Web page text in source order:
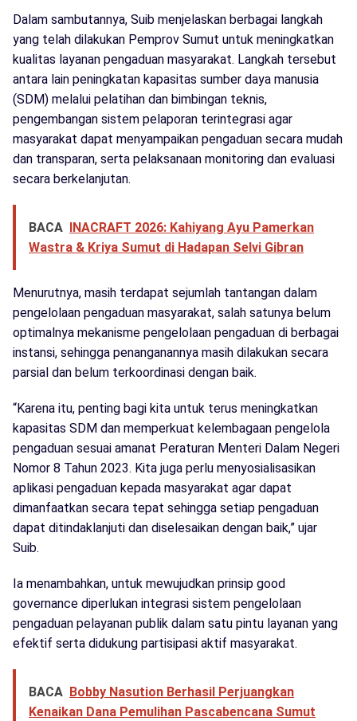
Dalam sambutannya, Suib menjelaskan berbagai langkah
yang telah dilakukan Pemprov Sumut untuk meningkatkan
kualitas layanan pengaduan masyarakat. Langkah tersebut
antara lain peningkatan kapasitas sumber daya manusia
(SDM) melalui pelatihan dan bimbingan teknis,
pengembangan sistem pelaporan terintegrasi agar
masyarakat dapat menyampaikan pengaduan secara mudah
dan transparan, serta pelaksanaan monitoring dan evaluasi
secara berkelanjutan.
BACA
INACRAFT 2026: Kahiyang Ayu Pamerkan
Wastra & Kriya Sumut di Hadapan Selvi Gibran
Menurutnya, masih terdapat sejumlah tantangan dalam
pengelolaan pengaduan masyarakat, salah satunya belum
optimalnya mekanisme pengelolaan pengaduan di berbagai
instansi, sehingga penanganannya masih dilakukan secara
parsial dan belum terkoordinasi dengan baik.
“Karena itu, penting bagi kita untuk terus meningkatkan
kapasitas SDM dan memperkuat kelembagaan pengelola
pengaduan sesuai amanat Peraturan Menteri Dalam Negeri
Nomor 8 Tahun 2023. Kita juga perlu menyosialisasikan
aplikasi pengaduan kepada masyarakat agar dapat
dimanfaatkan secara tepat sehingga setiap pengaduan
dapat ditindaklanjuti dan diselesaikan dengan baik,” ujar
Suib.
Ia menambahkan, untuk mewujudkan prinsip good
governance diperlukan integrasi sistem pengelolaan
pengaduan pelayanan publik dalam satu pintu layanan yang
efektif serta didukung partisipasi aktif masyarakat.
BACA Bobby Nasution Berhasil Perjuangkan
Kenaikan Dana Pemulihan Pascabencana Sumut